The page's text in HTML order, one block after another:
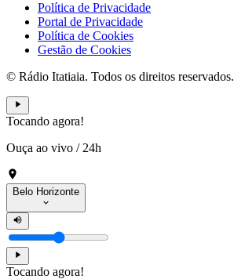
Política de Privacidade
Portal de Privacidade
Política de Cookies
Gestão de Cookies
© Rádio Itatiaia. Todos os direitos reservados.
Tocando agora!
Ouça ao vivo / 24h
Belo Horizonte
Tocando agora!